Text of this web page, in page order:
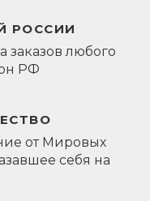
РОССИИ
заказов любого
РФ
от Мировых
себя на